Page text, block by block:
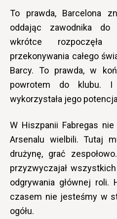
To prawda, Barcelona
oddając zawodnika do
wkrótce rozpoczęła
przekonywania całego
Barcy. To prawda, w
powrotem do klubu.
wykorzystała jego
W Hiszpanii Fabregas
Arsenalu wielbili. Tutaj
drużynę, grać
przyzwyczajał
odgrywania głównej roli.
czasem nie jesteśmy w
ogółu.